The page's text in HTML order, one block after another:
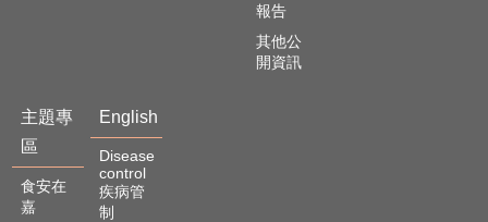
報告
其他公
開資訊
主題專
區
食安在
嘉
English
Disease
control
疾病管
制